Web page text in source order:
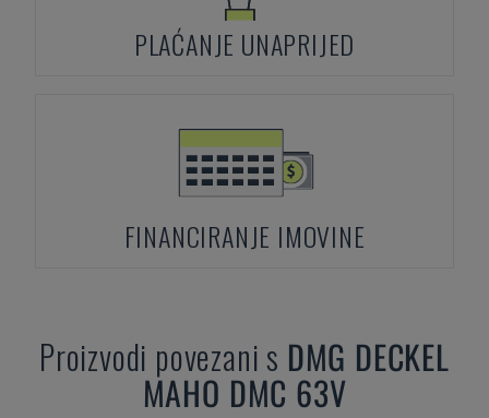
PLAĆANJE UNAPRIJED
FINANCIRANJE IMOVINE
Proizvodi povezani s DMG DECKEL
MAHO DMC 63V